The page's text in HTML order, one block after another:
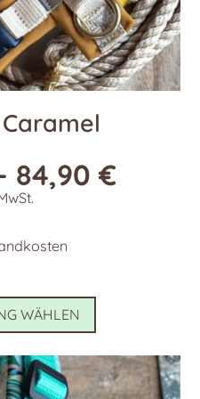
84,90€
WÄHLEN
Dieses
weist
mehrere
Varianten